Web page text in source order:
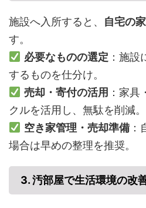
施設へ入所すると、 自宅の
す。
必要なものの選定 ：施
するものを仕分け。
売却・寄付の活用 ：家具
クルを活用し、無駄を削減。
空き家管理・売却準備：
場合は早めの整理を推奨。
3. 汚部屋で生活環境の改